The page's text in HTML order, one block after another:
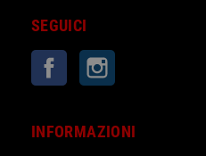
SEGUICI
Facebook
INFORMAZIONI